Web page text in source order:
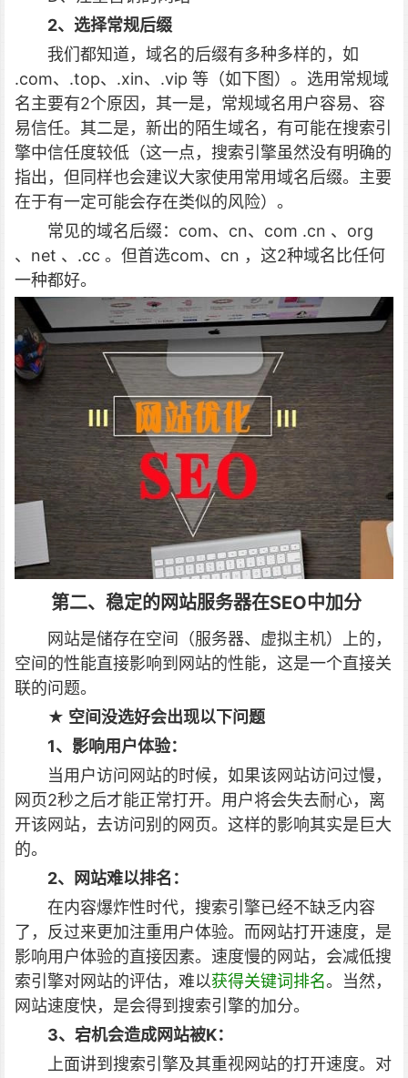
2、选择常规后缀
我们都知道，域名的后缀有多种多样的，如
.com、.top、.xin、.vip 等（如下图）。选用常规域
名主要有2个原因，其一是，常规域名用户容易、容
易信任。其二是，新出的陌生域名，有可能在搜索引
擎中信任度较低（这一点，搜索引擎虽然没有明确的
指出，但同样也会建议大家使用常用域名后缀。主要
在于有一定可能会存在类似的风险）。
常见的域名后缀：com、cn、com .cn 、org
、net 、.cc 。但首选com、cn ，这2种域名比任何
一种都好。
第二、稳定的网站服务器在SEO中加分
网站是储存在空间（服务器、虚拟主机）上的，
空间的性能直接影响到网站的性能，这是一个直接关
联的问题。
★ 空间没选好会出现以下问题
1、影响用户体验：
当用户访问网站的时候，如果该网站访问过慢，
网页2秒之后才能正常打开。用户将会失去耐心，离
开该网站，去访问别的网页。这样的影响其实是巨大
的。
2、网站难以排名：
在内容爆炸性时代，搜索引擎已经不缺乏内容
了，反过来更加注重用户体验。而网站打开速度，是
影响用户体验的直接因素。速度慢的网站，会减低搜
索引擎对网站的评估，难以获得关键词排名。当然，
网站速度快，是会得到搜索引擎的加分。
3、宕机会造成网站被K：
上面讲到搜索引擎及其重视网站的打开速度。对